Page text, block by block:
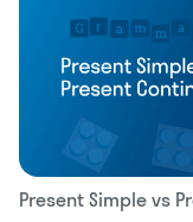
Present Simple vs